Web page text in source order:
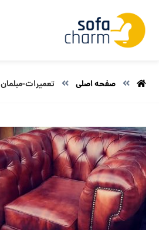
صفحه اصلی تعمیرات-مبلمان1